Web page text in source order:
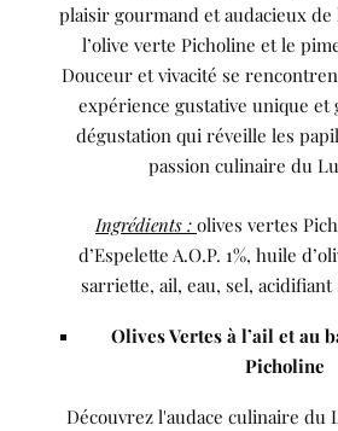
plaisir gourmand et audacieux de
l’olive verte Picholine et le
Douceur et vivacité se
expérience gustative unique et
dégustation qui réveille les
passion culinaire du
Ingrédients : olives vertes
d’Espelette A.O.P. 1%, huile
sarriette, ail, eau, sel,
Olives Vertes à l’ail et au
Picholine
Découvrez l'audace culinaire du